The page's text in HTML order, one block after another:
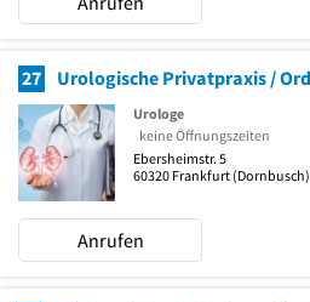
27
Urologe
keine Öffnungszeiten
Ebersheimstr. 5
60320 Frankfurt (Dornbusch)
Anrufen